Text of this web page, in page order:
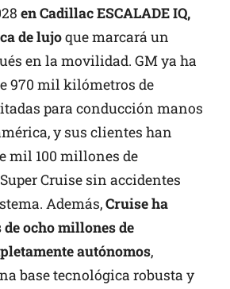
en Cadillac ESCALADE IQ,
de lujoque marcará un
en la movilidad. GM ya ha
970 mil kilómetros de
para conducción manos
y sus clientes han
mil 100 millones de
Cruise sin accidentes
Además,Cruise ha
ocho millones de
autónomos,
base tecnológica robusta y